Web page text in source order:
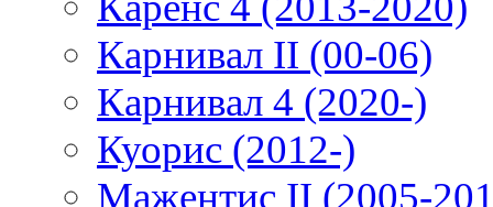
Карнивал II (00-06)
Карнивал 4 (2020-)
Куорис (2012-)
Мажентис II (2005-